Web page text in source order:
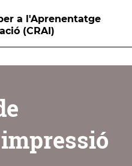
a l'Aprenentatge
(CRAI)